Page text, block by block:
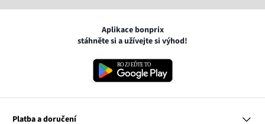
Aplikace bonprix
stáhněte si a užívejte si výhod!
Platba a doručení